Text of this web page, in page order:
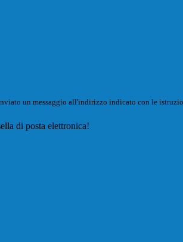
un messaggio all'indirizzo indicato con le
di posta elettronica!